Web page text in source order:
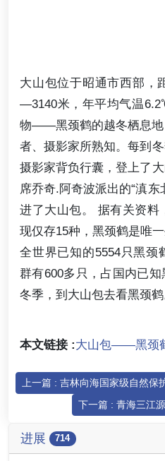
大山包位于昭通市西部，
—3140米，年平均气温
物——黑颈鹤的越冬栖息地
者、摄影家所熟知。每到
摄影家背负行囊，登上了
席乔奇.阿奇波派出的“滇
进了大山包。 据有关资料
现仅存15种，黑颈鹤是唯
全世界已知的5554只黑颈
群有600多只，占国内已知
冬季，到大山包去看黑颈鹤
本文链接 :大山包——黑颈
上一篇 : 吉林向海国家级自然保
下一篇 : 青海三江
进展 714